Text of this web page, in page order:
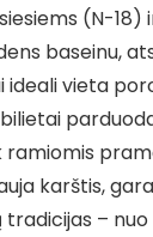
(N-
baseinu,
ideali vieta
karštis,
– nuo